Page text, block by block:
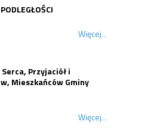
Więcej...
Przyjaciół i
Mieszkańców Gminy
Więcej...